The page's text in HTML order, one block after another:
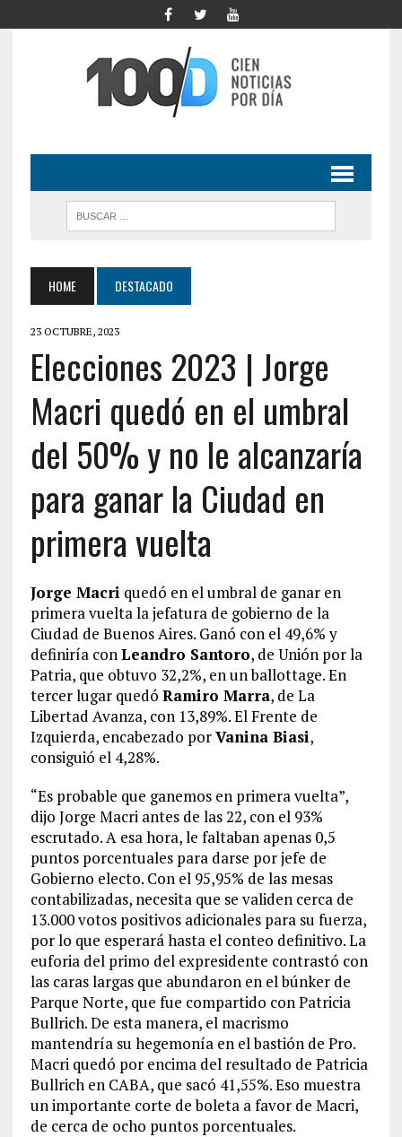
HOME DESTACADO
23 OCTUBRE, 2023
Elecciones 2023 | Jorge
Macri quedó en el umbral
del 50% y no le alcanzaría
para ganar la Ciudad en
primera vuelta
Jorge Macri quedó en el umbral de ganar en
primera vuelta la jefatura de gobierno de la
Ciudad de Buenos Aires. Ganó con el 49,6% y
definiría conLeandro Santoro, de Unión por la
Patria, que obtuvo 32,2%, en un ballottage. En
tercer lugar quedó Ramiro Marra, de La
Libertad Avanza, con 13,89%. El Frente de
Izquierda, encabezado porVanina Biasi,
consiguió el 4,28%.
“Es probable que ganemos en primera vuelta”,
dijo Jorge Macri antes de las 22, con el 93%
escrutado. A esa hora, le faltaban apenas 0,5
puntos porcentuales para darse por jefe de
Gobierno electo. Con el 95,95% de las mesas
contabilizadas, necesita que se validen cerca de
13.000 votos positivos adicionales para su fuerza,
por lo que esperará hasta el conteo definitivo. La
euforia del primo del expresidente contrastó con
las caras largas que abundaron en el búnker de
Parque Norte, que fue compartido con Patricia
Bullrich. De esta manera, el macrismo
mantendría su hegemonía en el bastión de Pro.
Macri quedó por encima del resultado de Patricia
Bullrich en CABA, que sacó 41,55%. Eso muestra
un importante corte de boleta a favor de Macri,
de cerca de ocho puntos porcentuales.